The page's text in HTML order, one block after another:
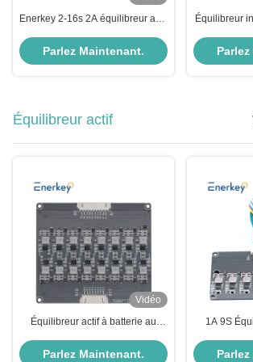
Enerkey 2-16s 2A équilibreur actif
batterie Lifepo4/Li-ion
Parlez Maintenant.
Équilibreur
équilibreur
Équilibreur actif
Vidéo
Équilibreur actif à batterie au
BMS Équilibreur de transfert
Parlez Maintenant.
1A 9S